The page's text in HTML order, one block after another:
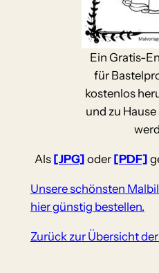
Ein Gratis-
für
kostenlos
und zu
Als [JPG] oder [PDF]
Unsere schönsten
hier günstig bestellen.
Zurück zur Übersicht